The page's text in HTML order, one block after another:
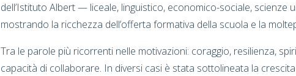
dell’Istituto Albert — liceale, linguistico, economico-sociale,
mostrando la ricchezza dell’offerta formativa della scuola e la
Tra le parole più ricorrenti nelle motivazioni: coraggio, resilienza,
capacità di collaborare. In diversi casi è stata sottolineata la